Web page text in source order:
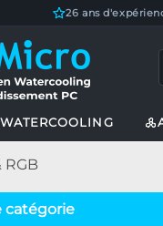
26 ans
WATERCOOLING
catégorie